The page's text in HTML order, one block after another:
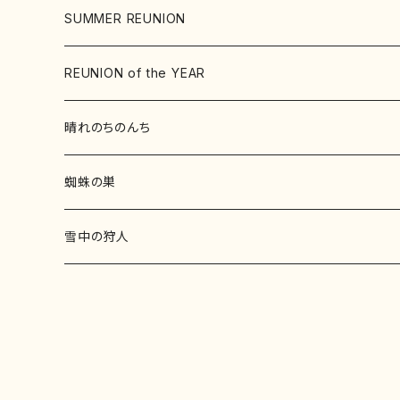
SUMMER REUNION
2026
REUNION of the YEAR
晴れのちのんち
蜘蛛の巣
雪中の狩人